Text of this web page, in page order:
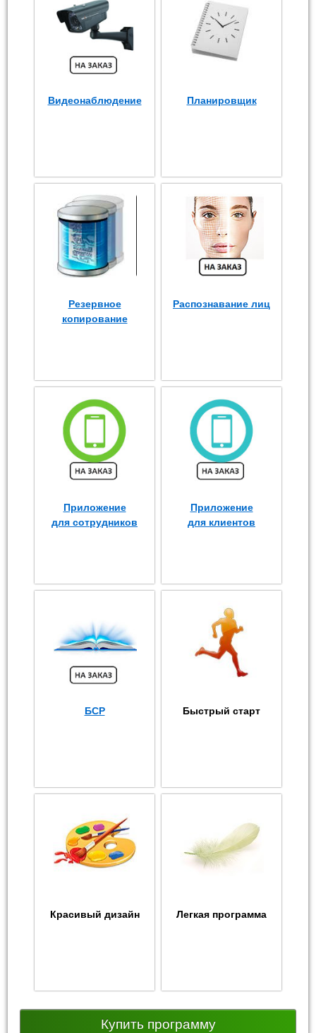
Видеонаблюдение Планировщик
Резервное
копирование
Распознавание лиц
Приложение
для сотрудников
Приложение
для клиентов
БСР Быстрый старт
Красивый дизайн Легкая программа
Купить программу